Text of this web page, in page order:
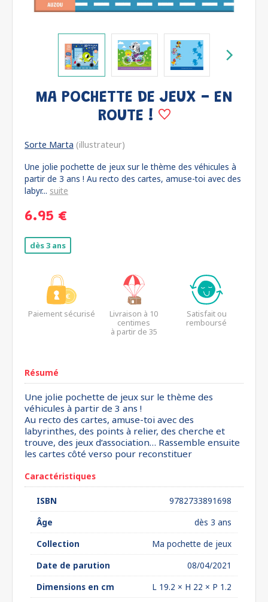
MA POCHETTE DE JEUX - EN
ROUTE !
Sorte Marta (illustrateur)
Une jolie pochette de jeux sur le thème des véhicules à
partir de 3 ans ! Au recto des cartes, amuse-toi avec des
labyr... suite
6.95 €
dès 3 ans
Paiement sécurisé
Livraison à 10
centimes
à partir de 35
Satisfait ou
remboursé
Résumé
Une jolie pochette de jeux sur le thème des
véhicules à partir de 3 ans !
Au recto des cartes, amuse-toi avec des
labyrinthes, des points à relier, des cherche et
trouve, des jeux d’association… Rassemble ensuite
les cartes côté verso pour reconstituer
Caractéristiques
ISBN
9782733891698
Âge
dès 3 ans
Collection
Ma pochette de jeux
Date de parution
08/04/2021
Dimensions en cm
L 19.2 × H 22 × P 1.2